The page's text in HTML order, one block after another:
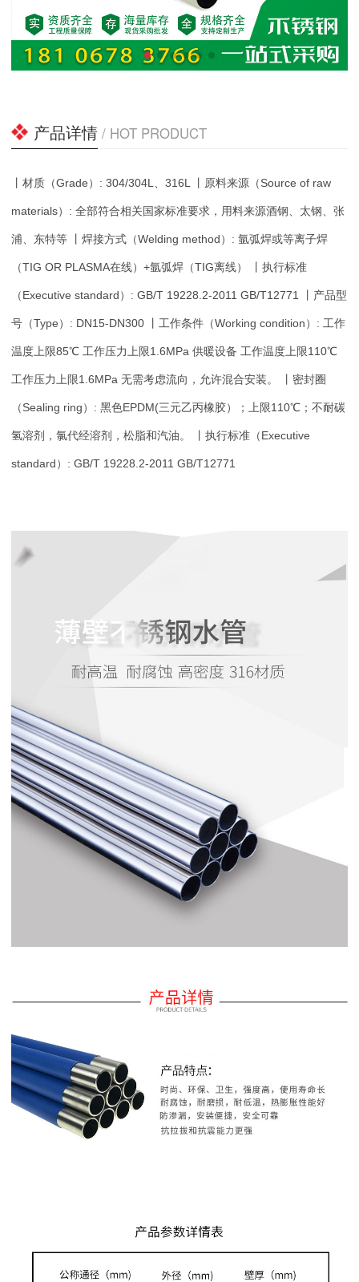
产品详情 / HOT PRODUCT
丨材质（Grade）: 304/304L、316L 丨原料来源（Source of raw
materials）: 全部符合相关国家标准要求，用料来源酒钢、太钢、张
浦、东特等 丨焊接方式（Welding method）: 氩弧焊或等离子焊
（TIG OR PLASMA在线）+氩弧焊（TIG离线） 丨执行标准
（Executive standard）: GB/T 19228.2-2011 GB/T12771 丨产品型
号（Type）: DN15-DN300 丨工作条件（Working condition）: 工作
温度上限85℃ 工作压力上限1.6MPa 供暖设备 工作温度上限110℃
工作压力上限1.6MPa 无需考虑流向，允许混合安装。 丨密封圈
（Sealing ring）: 黑色EPDM(三元乙丙橡胶）；上限110℃；不耐碳
氢溶剂，氯代经溶剂，松脂和汽油。 丨执行标准（Executive
standard）: GB/T 19228.2-2011 GB/T12771